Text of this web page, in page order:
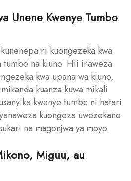
Unene Kwenye Tumbo
ni kuongezeka kwa
tumbo na kiuno. Hii inaweza
kwa upana wa kiuno,
kuanza kuwa mikali
kwenye tumbo ni hatari
kuongeza uwezekano
na magonjwa ya moyo.
Miguu, au